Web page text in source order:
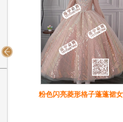
粉色闪亮菱形格子蓬蓬裙